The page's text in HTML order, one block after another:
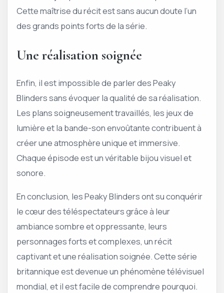
Cette maîtrise du récit est sans aucun doute l’un
des grands points forts de la série.
Une réalisation soignée
Enfin, il est impossible de parler des Peaky
Blinders sans évoquer la qualité de sa réalisation.
Les plans soigneusement travaillés, les jeux de
lumière et la bande-son envoûtante contribuent à
créer une atmosphère unique et immersive.
Chaque épisode est un véritable bijou visuel et
sonore.
En conclusion, les Peaky Blinders ont su conquérir
le cœur des téléspectateurs grâce à leur
ambiance sombre et oppressante, leurs
personnages forts et complexes, un récit
captivant et une réalisation soignée. Cette série
britannique est devenue un phénomène télévisuel
mondial, et il est facile de comprendre pourquoi.